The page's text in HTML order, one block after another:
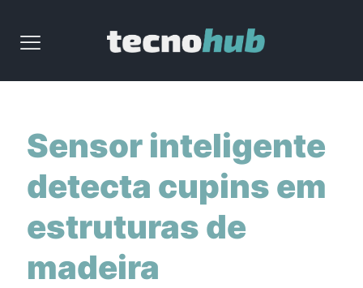
Sensor inteligente
detecta cupins em
estruturas de
madeira